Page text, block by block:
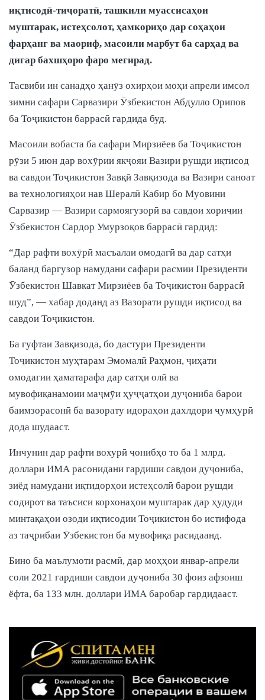
иқтисодӣ-тиҷоратӣ, ташкили муассисаҳои
муштарак, истеҳсолот, ҳамкориҳо дар соҳаҳои
фарҳанг ва маориф, масоили марбут ба сарҳад ва
дигар бахшҳоро фаро мегирад.
Тасвиби ин санадҳо ҳанӯз охирҳои моҳи апрели имсол
зимни сафари Сарвазири Ӯзбекистон Абдулло Орипов
ба Тоҷикистон баррасӣ гардида буд.
Масоили вобаста ба сафари Мирзиёев ба Тоҷикистон
рӯзи 5 июн дар вохӯрии якҷояи Вазири рушди иқтисод
ва савдои Тоҷикистон Завқӣ Завқизода ва Вазири саноат
ва технологияҳои нав Шералӣ Кабир бо Муовини
Сарвазир — Вазири сармоягузорӣ ва савдои хориҷии
Ӯзбекистон Сардор Умурзоқов баррасӣ гардид:
“Дар рафти вохӯрӣ масъалаи омодагӣ ва дар сатҳи
баланд баргузор намудани сафари расмии Президенти
Ӯзбекистон Шавкат Мирзиёев ба Тоҷикистон баррасӣ
шуд”, — хабар доданд аз Вазорати рушди иқтисод ва
савдои Тоҷикистон.
Ба гуфтаи Завқизода, бо дастури Президенти
Тоҷикистон муҳтарам Эмомалӣ Раҳмон, ҷиҳати
омодагии ҳаматарафа дар сатҳи олӣ ва
мувофиқанамоии маҷмӯи ҳуҷҷатҳои дуҷониба барои
баимзорасонӣ ба вазорату идораҳои дахлдори ҷумҳурӣ
дода шудааст.
Инчунин дар рафти вохурӣ ҷонибҳо то ба 1 млрд.
доллари ИМА расонидани гардиши савдои дуҷониба,
зиёд намудани иқтидорҳои истеҳсолӣ барои рушди
содирот ва таъсиси корхонаҳои муштарак дар ҳудуди
минтақаҳои озоди иқтисодии Тоҷикистон бо истифода
аз таҷрибаи Ӯзбекистон ба мувофиқа расидаанд.
Бино ба маълумоти расмӣ, дар моҳҳои январ-апрели
соли 2021 гардиши савдои дуҷониба 30 фоиз афзоиш
ёфта, ба 133 млн. доллари ИМА баробар гардидааст.